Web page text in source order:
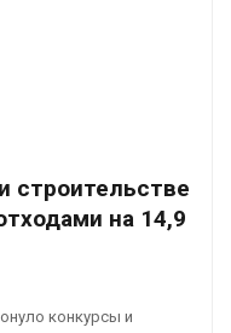
строительстве
на 14,9
конкурсы и